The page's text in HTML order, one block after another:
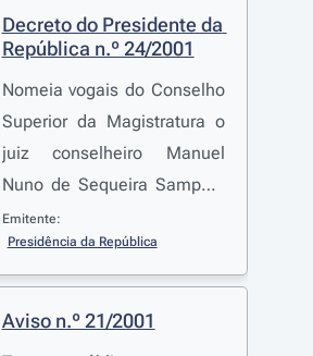
Decreto do Presidente da
República n.º 24/2001
Nomeia vogais do Conselho
Superior da Magistratura o
juiz conselheiro Manuel
Nuno de Sequeira Sampaio
da Nóvoa e o Dr. Guilherme
Vitorino Guimarães da
Palma Carlos
Emitente:
Presidência da República
Aviso n.º 21/2001